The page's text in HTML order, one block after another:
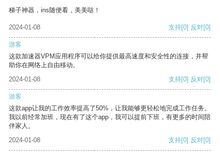
梯子神器，ins随便看，美美哒！
2024-01-08 支持[0] 反对[0]
游客
这款加速器VPM应用程序可以给你提供最高速度和安全性的连接，并帮
助你在网络上自由移动。
2024-01-08
支持[0] 反对[0]
游客
这款app让我的工作效率提高了50%，让我能够更轻松地完成工作任务。
我以前经常加班，现在有了这个app，我可以提前下班，有更多的时间陪
伴家人。
2024-01-08
支持[0] 反对[0]